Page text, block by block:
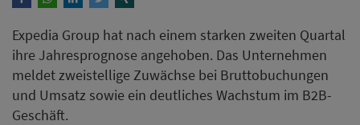
Expedia Group hat nach einem starken zweiten Quartal
ihre Jahresprognose angehoben. Das Unternehmen
meldet zweistellige Zuwächse bei Bruttobuchungen
und Umsatz sowie ein deutliches Wachstum im B2B-
Geschäft.